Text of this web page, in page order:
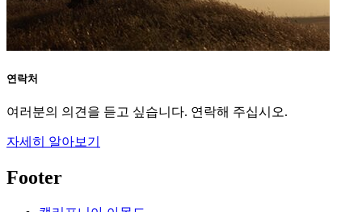
연락처
여러분의 의견을 듣고 싶습니다. 연락해 주십시오.
자세히 알아보기
Footer